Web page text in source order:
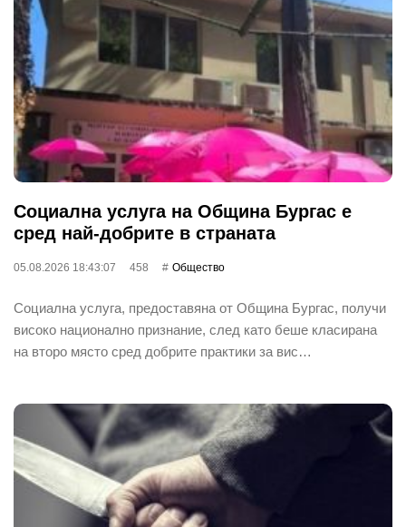
Социална услуга на Община Бургас е
сред най-добрите в страната
05.08.2026 18:43:07 458 Общество
Социална услуга, предоставяна от Община Бургас, получи
високо национално признание, след като беше класирана
на второ място сред добрите практики за вис…